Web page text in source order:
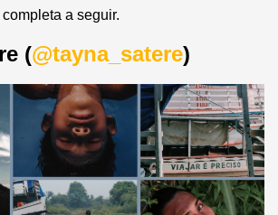
a seguir.
(@tayna_satere)